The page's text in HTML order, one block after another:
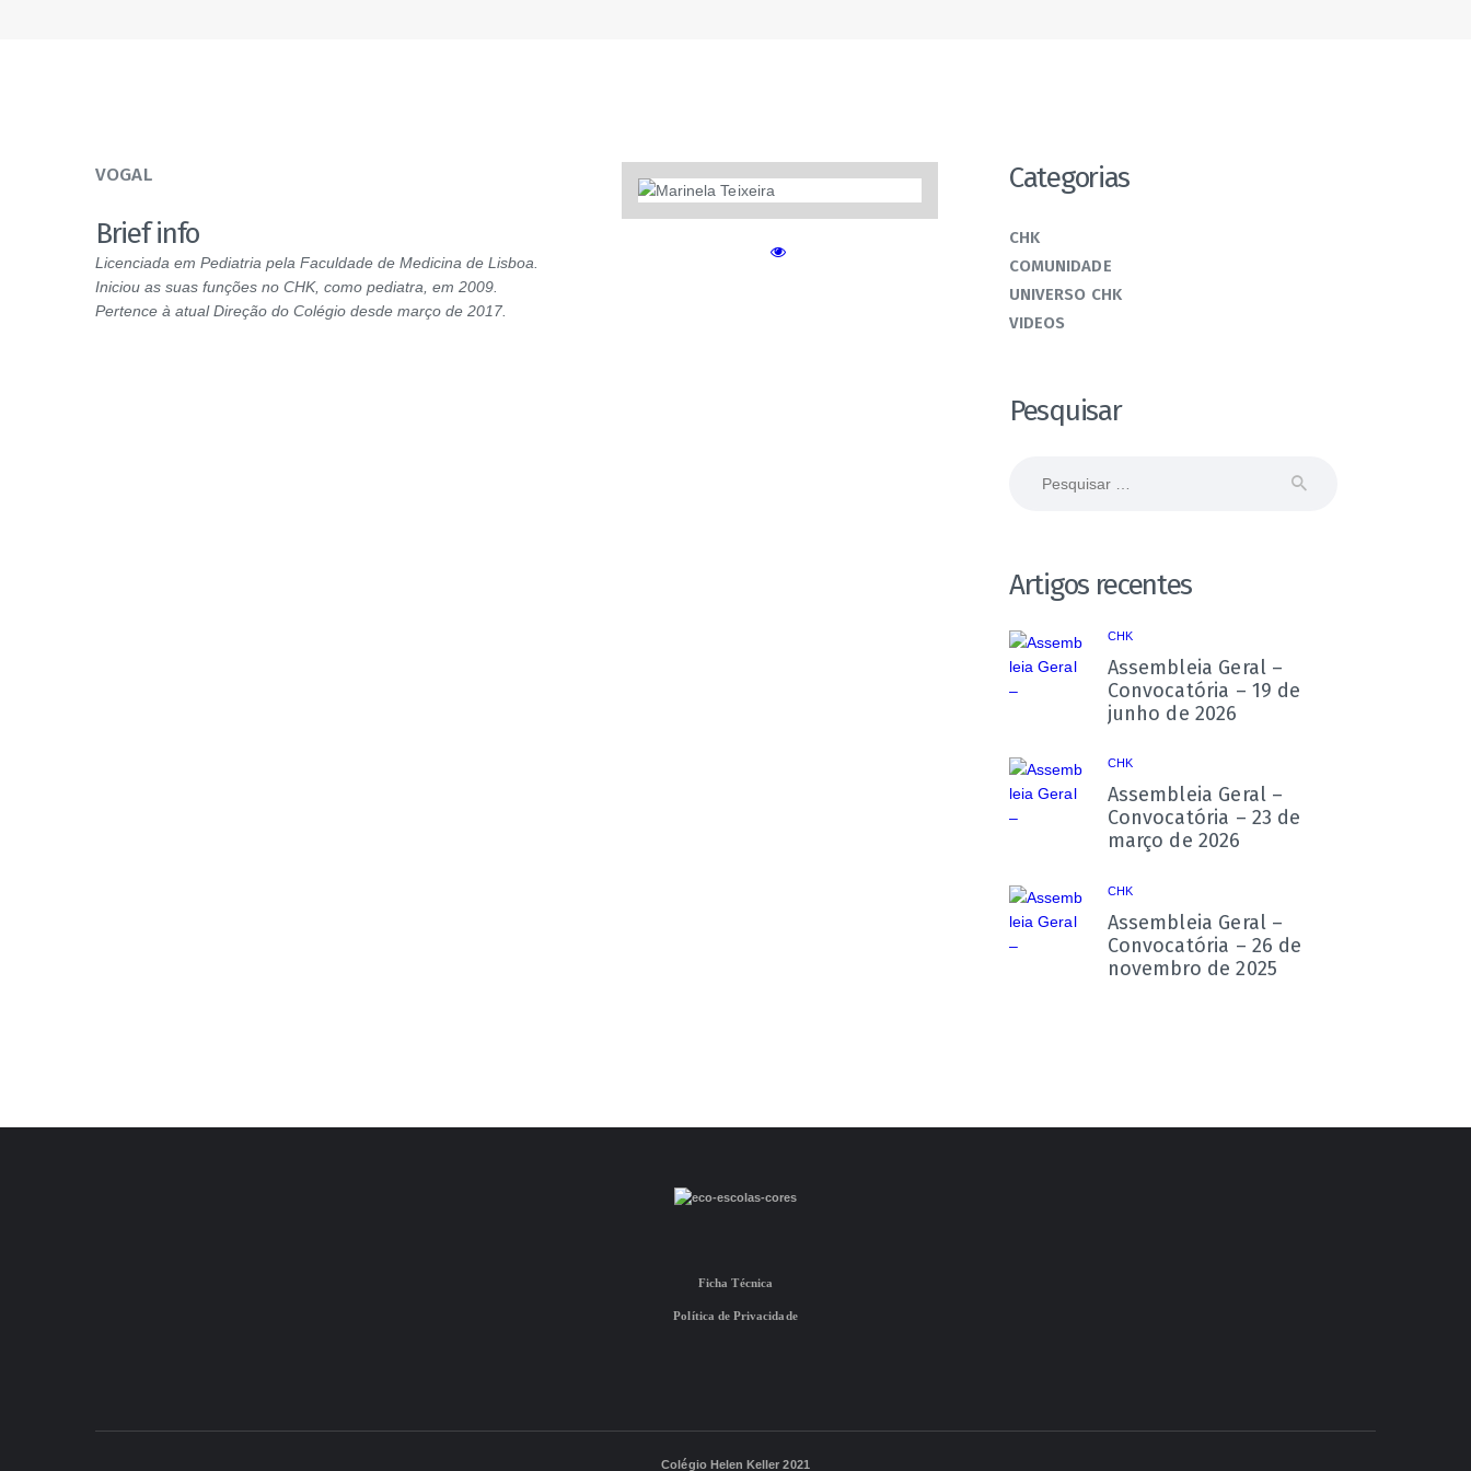
VOGAL
Brief info
Licenciada em Pediatria pela Faculdade de Medicina de Lisboa.
Iniciou as suas funções no CHK, como pediatra, em 2009.
Pertence à atual Direção do Colégio desde março de 2017.
Categorias
CHK
COMUNIDADE
UNIVERSO CHK
VIDEOS
Pesquisar
Artigos recentes
CHK
Assembleia Geral –
Convocatória – 19 de
junho de 2026
CHK
Assembleia Geral –
Convocatória – 23 de
março de 2026
CHK
Assembleia Geral –
Convocatória – 26 de
novembro de 2025
Ficha Técnica
Política de Privacidade
Colégio Helen Keller 2021